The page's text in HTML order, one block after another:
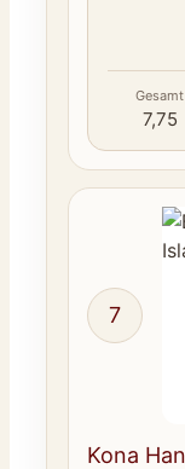
Gesamt
7,75
7
Kona